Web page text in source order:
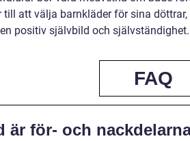
till att välja barnkläder för sina
positiv självbild och självständighet.
FAQ
är för- och